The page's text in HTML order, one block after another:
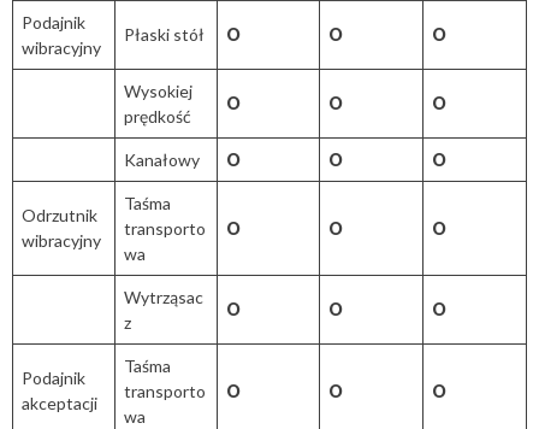
Podajnik
wibracyjny
Płaski stół O O O
Wysokiej
prędkość
O O O
Kanałowy O O O
Odrzutnik
wibracyjny
Taśma
transporto
wa
O O O
Wytrząsac
z
O O O
Podajnik
akceptacji
Taśma
transporto
wa
O O O